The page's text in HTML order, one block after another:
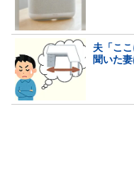
夫「こ
聞いた